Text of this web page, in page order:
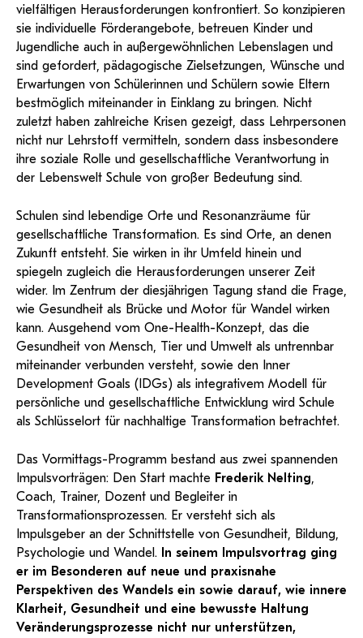
vielfältigen Herausforderungen konfrontiert. So konzipieren
sie individuelle Förderangebote, betreuen Kinder und
Jugendliche auch in außergewöhnlichen Lebenslagen und
sind gefordert, pädagogische Zielsetzungen, Wünsche und
Erwartungen von Schülerinnen und Schülern sowie Eltern
bestmöglich miteinander in Einklang zu bringen. Nicht
zuletzt haben zahlreiche Krisen gezeigt, dass Lehrpersonen
nicht nur Lehrstoff vermitteln, sondern dass insbesondere
ihre soziale Rolle und gesellschaftliche Verantwortung in
der Lebenswelt Schule von großer Bedeutung sind.
Schulen sind lebendige Orte und Resonanzräume für
gesellschaftliche Transformation. Es sind Orte, an denen
Zukunft entsteht. Sie wirken in ihr Umfeld hinein und
spiegeln zugleich die Herausforderungen unserer Zeit
wider. Im Zentrum der diesjährigen Tagung stand die Frage,
wie Gesundheit als Brücke und Motor für Wandel wirken
kann. Ausgehend vom One-Health-Konzept, das die
Gesundheit von Mensch, Tier und Umwelt als untrennbar
miteinander verbunden versteht, sowie den Inner
Development Goals (IDGs) als integrativem Modell für
persönliche und gesellschaftliche Entwicklung wird Schule
als Schlüsselort für nachhaltige Transformation betrachtet.
Das Vormittags-Programm bestand aus zwei spannenden
Impulsvorträgen: Den Start machte Frederik Nelting,
Coach, Trainer, Dozent und Begleiter in
Transformationsprozessen. Er versteht sich als
Impulsgeber an der Schnittstelle von Gesundheit, Bildung,
Psychologie und Wandel. In seinem Impulsvortrag ging
er im Besonderen auf neue und praxisnahe
Perspektiven des Wandels ein sowie darauf, wie innere
Klarheit, Gesundheit und eine bewusste Haltung
Veränderungsprozesse nicht nur unterstützen,
und Dokumentationen in öffentlich-
rechtlicher Qualität.
Support
wissenschaftlichen Arbeiten
Anleitung
Antragsformular Konto
Web-basiertes Tool zum sicheren
Versand großer Dateien.
ServiceWebHilfe
BA/MA Anträge,
Forschungsanträge, Formulare,…
Support-Webadmin
PH Online Hilfe
Hilfe & Support
Bitte kontaktieren Sie unsere Mitarbeiter:innen nicht über die
persönliche Mailadresse, sondern über den oben
angegebenen Hilfebutton.
Service
Ideen und Verbesserungen Campus
Login Webredaktion